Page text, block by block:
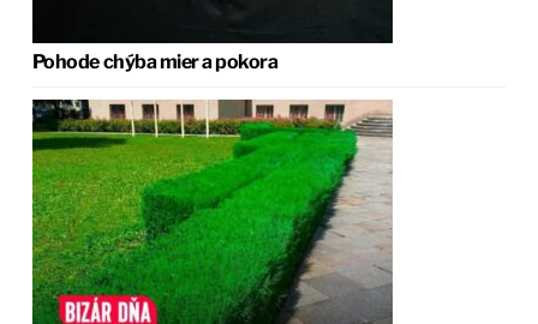
Pohode chýba mier a pokora